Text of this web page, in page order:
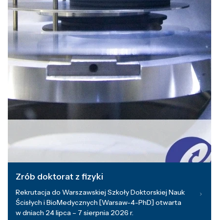
Zrób doktorat z fizyki
Rekrutacja do Warszawskiej Szkoły Doktorskiej Nauk
Ścisłych i BioMedycznych [Warsaw-4-PhD] otwarta
w dniach 24 lipca – 7 sierpnia 2026 r.